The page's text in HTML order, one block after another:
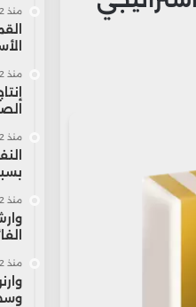
منذ 12 ساعة
منذ 12 ساعة
منذ 12 ساعة
منذ 12 ساعة
منذ 12 ساعة